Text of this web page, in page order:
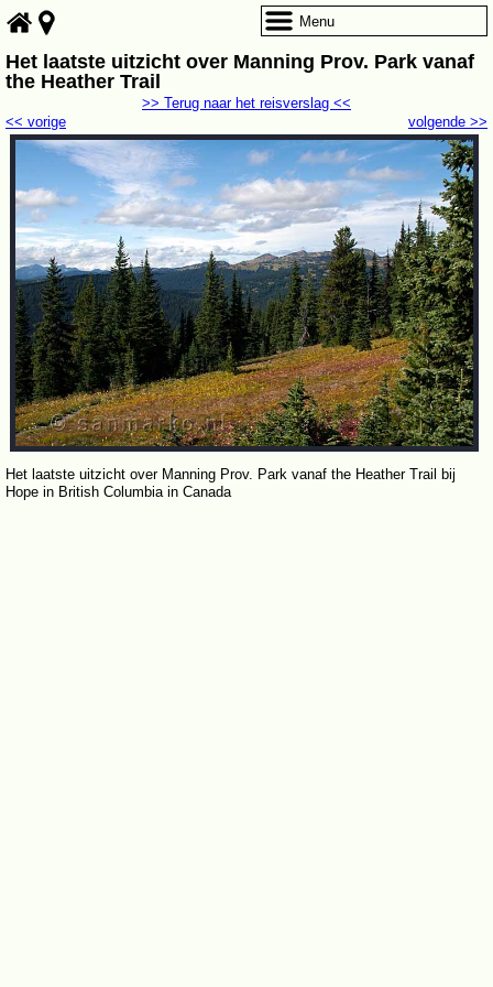
Het laatste uitzicht over Manning Prov. Park vanaf
the Heather Trail
volgende >>
<< vorige
>> Terug naar het reisverslag <<
Het laatste uitzicht over Manning Prov. Park vanaf the Heather Trail bij
Hope in British Columbia in Canada
Menu